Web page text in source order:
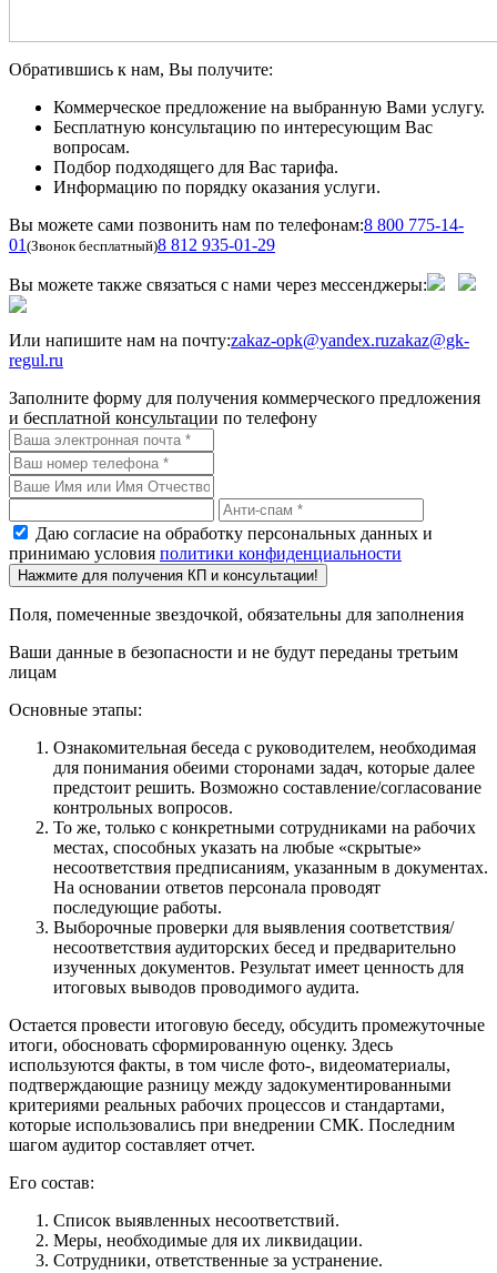
Обратившись к нам, Вы получите:
Коммерческое предложение на выбранную Вами услугу.
Бесплатную консультацию по интересующим Вас
вопросам.
Подбор подходящего для Вас тарифа.
Информацию по порядку оказания услуги.
Вы можете сами позвонить нам по телефонам:8 800 775-14-
01 (Звонок бесплатный)8 812 935-01-29
Вы можете также связаться с нами через мессенджеры:
Или напишите нам на почту:zakaz-opk@yandex.ruzakaz@gk-
regul.ru
Заполните форму для получения коммерческого предложения
и бесплатной консультации по телефону
Даю согласие на обработку персональных данных и
принимаю условия политики конфиденциальности
Нажмите для получения КП и консультации!
Поля, помеченные звездочкой, обязательны для заполнения
Ваши данные в безопасности и не будут переданы третьим
лицам
Основные этапы:
Ознакомительная беседа с руководителем, необходимая
для понимания обеими сторонами задач, которые далее
предстоит решить. Возможно составление/согласование
контрольных вопросов.
То же, только с конкретными сотрудниками на рабочих
местах, способных указать на любые «скрытые»
несоответствия предписаниям, указанным в документах.
На основании ответов персонала проводят
последующие работы.
Выборочные проверки для выявления соответствия/
несоответствия аудиторских бесед и предварительно
изученных документов. Результат имеет ценность для
итоговых выводов проводимого аудита.
Остается провести итоговую беседу, обсудить промежуточные
итоги, обосновать сформированную оценку. Здесь
используются факты, в том числе фото-, видеоматериалы,
подтверждающие разницу между задокументированными
критериями реальных рабочих процессов и стандартами,
которые использовались при внедрении СМК. Последним
шагом аудитор составляет отчет.
Его состав:
Список выявленных несоответствий.
Меры, необходимые для их ликвидации.
Сотрудники, ответственные за устранение.